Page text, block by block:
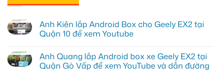
Anh Kiên lắp Android Box cho Geely EX2 tại
Quận 10 để xem Youtube
bình
luận
ở
Anh Quang lắp Android box xe Geely EX2 tại
Quận Gò Vấp để xem YouTube và dẫn đường